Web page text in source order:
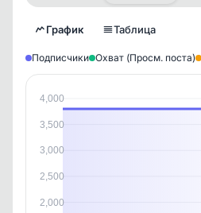
График Таблица
Подписчики Охват (Просм. поста)
4,000
3,500
3,000
2,500
2,000